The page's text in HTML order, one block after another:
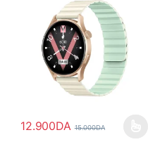
12.900DA 15.000DA
Ce produit a plusieurs